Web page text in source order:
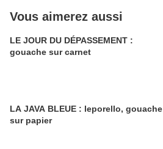
Vous aimerez aussi
LE JOUR DU DÉPASSEMENT :
gouache sur carnet
LA JAVA BLEUE : leporello, gouache
sur papier